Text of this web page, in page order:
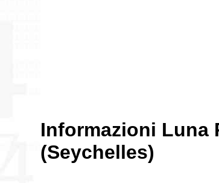
Informazioni Luna
(Seychelles)